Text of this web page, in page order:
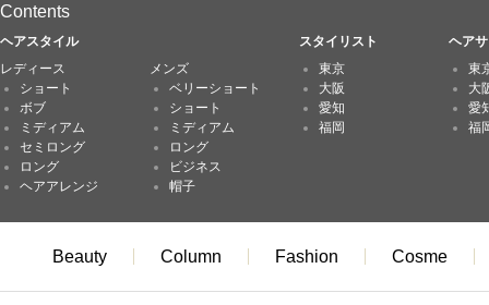
Contents
ヘアスタイル スタイリスト
ヘア
レディース
ショート
ボブ
ミディアム
セミロング
ロング
ヘアアレンジ
メンズ
ベリーショート
ショート
ミディアム
ロング
ビジネス
帽子
東京
大阪
愛知
福岡
東
大
愛
福
Beauty Column Fashion Cosme